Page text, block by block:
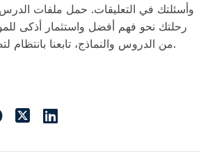
وأسئلتك في التعليقات. حمل ملفات الدرس
رحلتك نحو فهم أفضل واستثمار أذكى
من الدروس والنماذج، تابعنا بانتظام لتصلك كل المستجدات.